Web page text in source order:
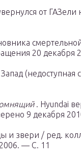
от ГАЗели
20 декабря
. Hyundai
9 декабря
и звери / ред.
— С. 11